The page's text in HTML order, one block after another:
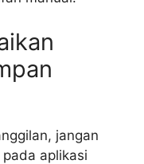
jangan
aplikasi